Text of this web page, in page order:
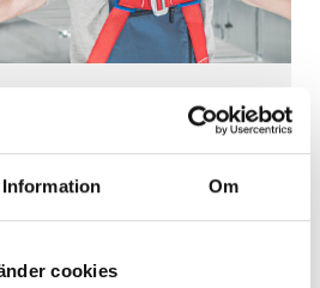
Information Om
cookies
›
med ljus och lykta